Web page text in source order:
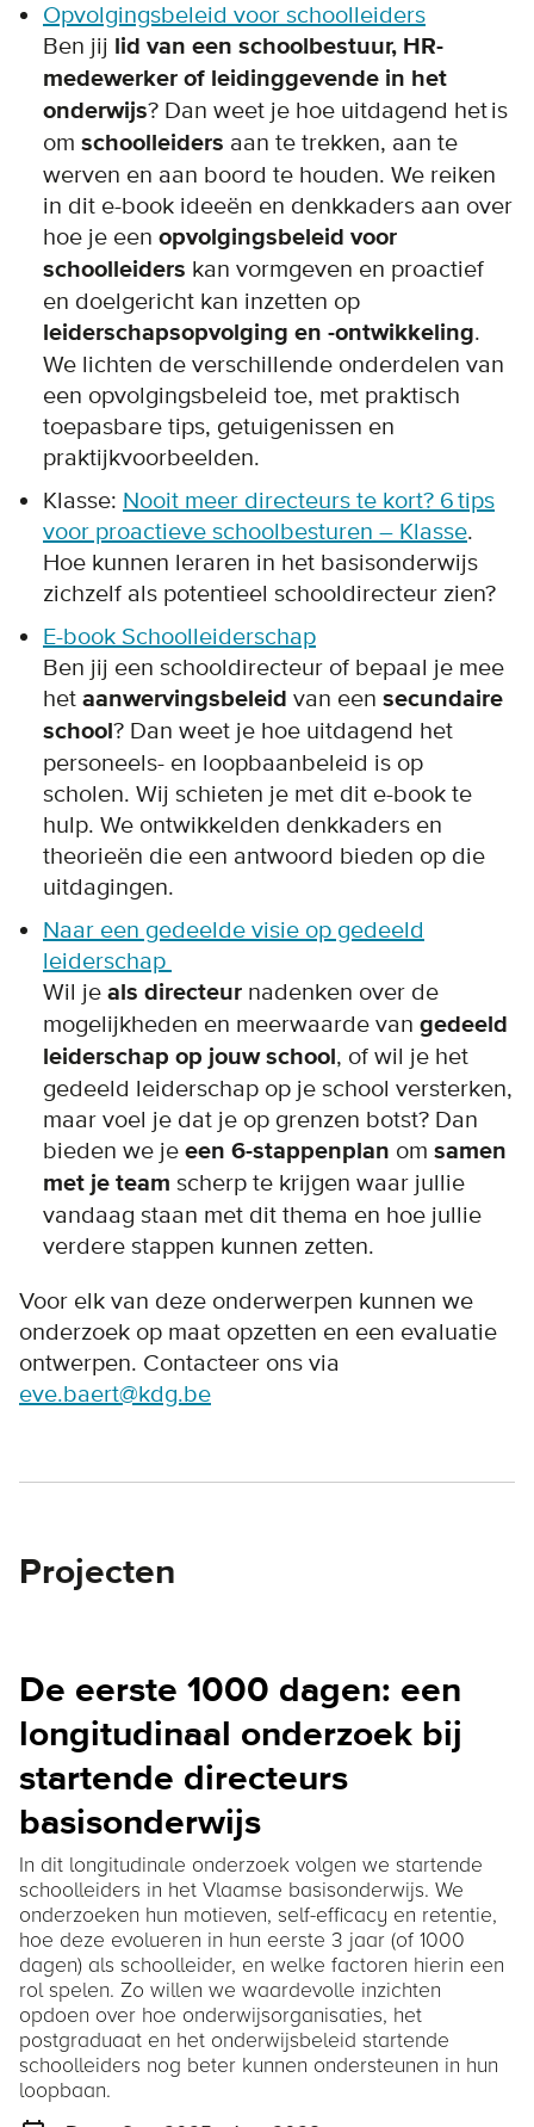
Opvolgingsbeleid voor schoolleiders
Ben jij lid van een schoolbestuur, HR-
medewerker of leidinggevende in het
onderwijs? Dan weet je hoe uitdagend het is
om schoolleiders aan te trekken, aan te
werven en aan boord te houden. We reiken
in dit e-book ideeën en denkkaders aan over
hoe je een opvolgingsbeleid voor
schoolleiders kan vormgeven en proactief
en doelgericht kan inzetten op
leiderschapsopvolging en -ontwikkeling.
We lichten de verschillende onderdelen van
een opvolgingsbeleid toe, met praktisch
toepasbare tips, getuigenissen en
praktijkvoorbeelden.
Klasse: Nooit meer directeurs te kort? 6 tips
voor proactieve schoolbesturen – Klasse.
Hoe kunnen leraren in het basisonderwijs
zichzelf als potentieel schooldirecteur zien?
E-book Schoolleiderschap
Ben jij een schooldirecteur of bepaal je mee
het aanwervingsbeleid van een secundaire
school? Dan weet je hoe uitdagend het
personeels- en loopbaanbeleid is op
scholen. Wij schieten je met dit e-book te
hulp. We ontwikkelden denkkaders en
theorieën die een antwoord bieden op die
uitdagingen.
Naar een gedeelde visie op gedeeld
leiderschap
Wil je als directeur nadenken over de
mogelijkheden en meerwaarde van gedeeld
leiderschap op jouw school, of wil je het
gedeeld leiderschap op je school versterken,
maar voel je dat je op grenzen botst? Dan
bieden we je een 6-stappenplan om samen
met je team scherp te krijgen waar jullie
vandaag staan met dit thema en hoe jullie
verdere stappen kunnen zetten.
Voor elk van deze onderwerpen kunnen we
onderzoek op maat opzetten en een evaluatie
ontwerpen. Contacteer ons via
eve.baert@kdg.be
Projecten
De eerste 1000 dagen: een
longitudinaal onderzoek bij
startende directeurs
basisonderwijs
In dit longitudinale onderzoek volgen we startende
schoolleiders in het Vlaamse basisonderwijs. We
onderzoeken hun motieven, self-efficacy en retentie,
hoe deze evolueren in hun eerste 3 jaar (of 1000
dagen) als schoolleider, en welke factoren hierin een
rol spelen. Zo willen we waardevolle inzichten
opdoen over hoe onderwijsorganisaties, het
postgraduaat en het onderwijsbeleid startende
schoolleiders nog beter kunnen ondersteunen in hun
loopbaan.